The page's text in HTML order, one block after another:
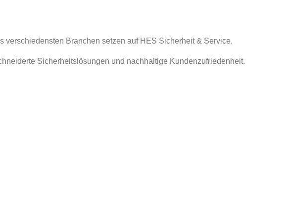
Branchen setzen auf HES Sicherheit & Service.
Sicherheitslösungen und nachhaltige Kundenzufriedenheit.